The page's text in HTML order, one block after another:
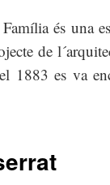
és una
de
1883 es va